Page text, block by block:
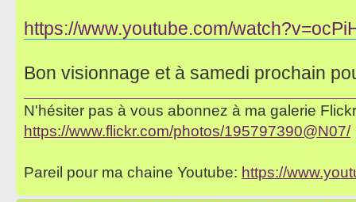
https://www.youtube.com/
Bon visionnage et à samedi prochain
N'hésiter pas à vous abonnez à ma galerie
https://www.flickr.com/photos/195797390@N07/
Pareil pour ma chaine Youtube: https://